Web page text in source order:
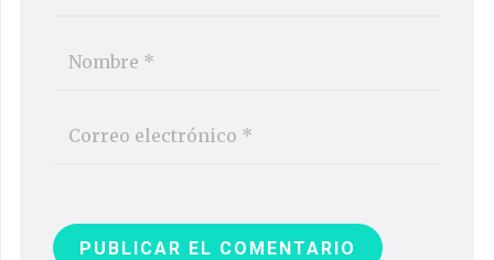
PUBLICAR EL COMENTARIO